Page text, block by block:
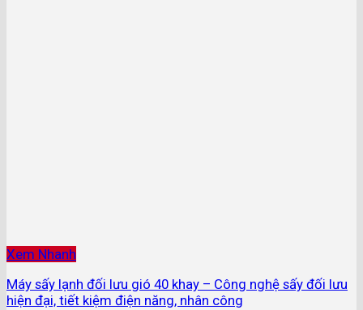
Xem Nhanh
Máy sấy lạnh đối lưu gió 40 khay – Công nghệ sấy đối lưu
hiện đại, tiết kiệm điện năng, nhân công